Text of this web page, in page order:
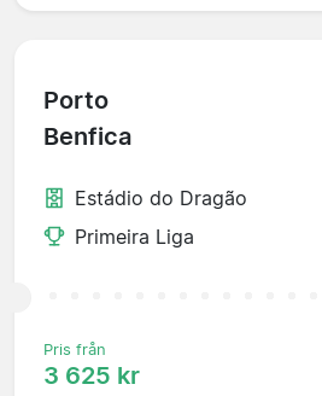
Porto
Benfica
Estádio do Dragão
Primeira Liga
Pris från
3 625 kr